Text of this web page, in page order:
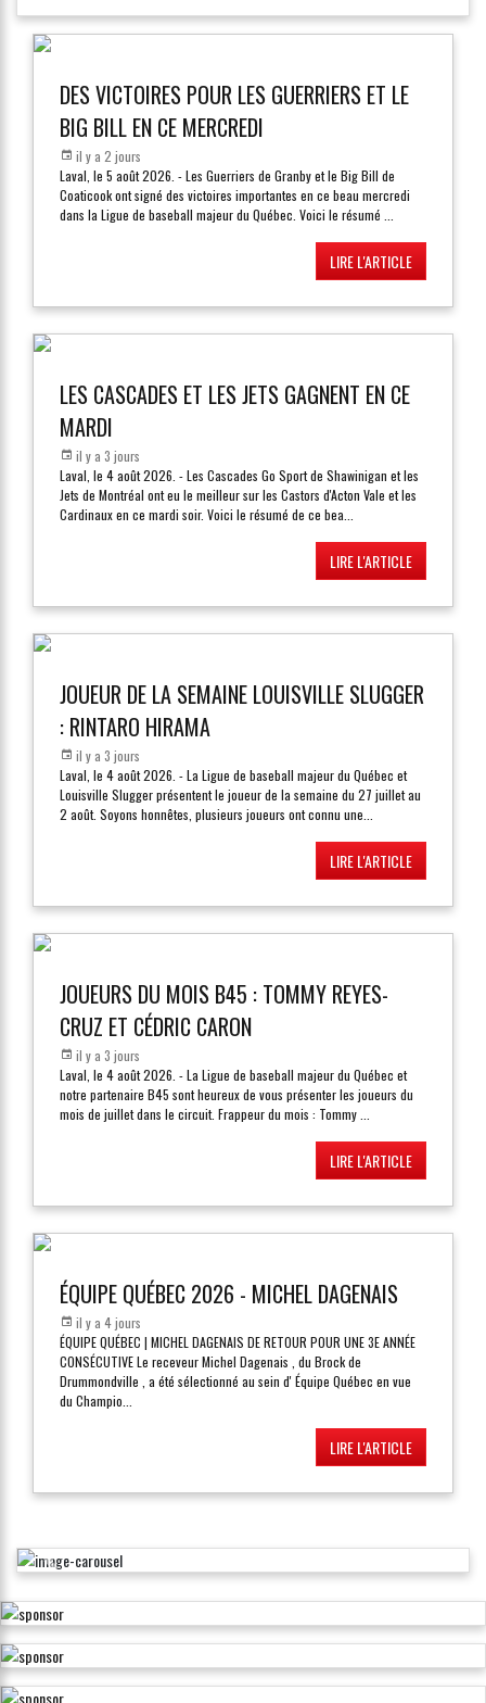
DES VICTOIRES POUR LES GUERRIERS ET LE
BIG BILL EN CE MERCREDI
il y a 2 jours
Laval, le 5 août 2026. - Les Guerriers de Granby et le Big Bill de
Coaticook ont signé des victoires importantes en ce beau mercredi
dans la Ligue de baseball majeur du Québec. Voici le résumé ...
LIRE L'ARTICLE
LES CASCADES ET LES JETS GAGNENT EN CE
MARDI
il y a 3 jours
Laval, le 4 août 2026. - Les Cascades Go Sport de Shawinigan et les
Jets de Montréal ont eu le meilleur sur les Castors d'Acton Vale et les
Cardinaux en ce mardi soir. Voici le résumé de ce bea...
LIRE L'ARTICLE
JOUEUR DE LA SEMAINE LOUISVILLE SLUGGER
: RINTARO HIRAMA
il y a 3 jours
Laval, le 4 août 2026. - La Ligue de baseball majeur du Québec et
Louisville Slugger présentent le joueur de la semaine du 27 juillet au
2 août. Soyons honnêtes, plusieurs joueurs ont connu une...
LIRE L'ARTICLE
JOUEURS DU MOIS B45 : TOMMY REYES-
CRUZ ET CÉDRIC CARON
il y a 3 jours
Laval, le 4 août 2026. - La Ligue de baseball majeur du Québec et
notre partenaire B45 sont heureux de vous présenter les joueurs du
mois de juillet dans le circuit. Frappeur du mois : Tommy...
LIRE L'ARTICLE
ÉQUIPE QUÉBEC 2026 - MICHEL DAGENAIS
il y a 4 jours
ÉQUIPE QUÉBEC | MICHEL DAGENAIS DE RETOUR POUR UNE 3E ANNÉE
CONSÉCUTIVE Le receveur Michel Dagenais , du Brock de
Drummondville , a été sélectionné au sein d' Équipe Québec en vue
du Champio...
LIRE L'ARTICLE